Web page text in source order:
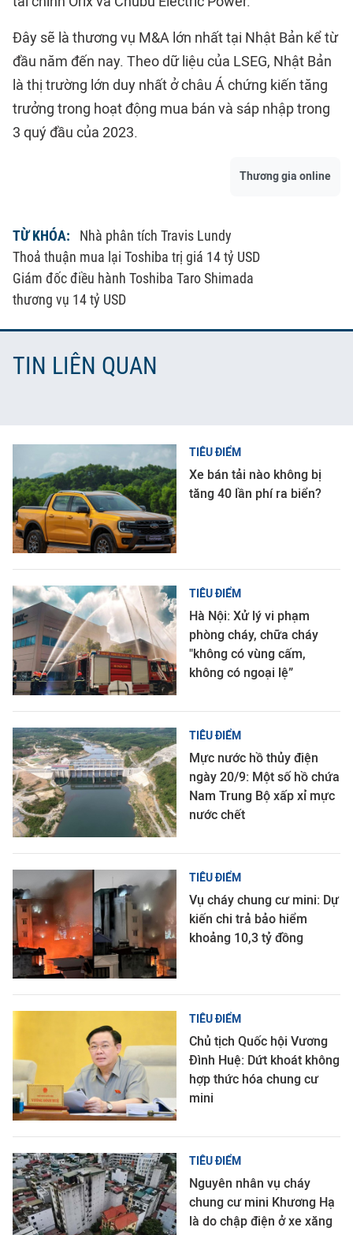
Đây sẽ là thương vụ M&A lớn nhất tại Nhật Bản kể từ
đầu năm đến nay. Theo dữ liệu của LSEG, Nhật Bản
là thị trường lớn duy nhất ở châu Á chứng kiến tăng
trưởng trong hoạt động mua bán và sáp nhập trong
3 quý đầu của 2023.
Thương gia online
TỪ KHÓA:
Nhà phân tích Travis Lundy
Thoả thuận mua lại Toshiba trị giá 14 tỷ USD
Giám đốc điều hành Toshiba Taro Shimada
thương vụ 14 tỷ USD
TIN LIÊN QUAN
TIÊU ĐIỂM
Xe bán tải nào không bị
tăng 40 lần phí ra biển?
TIÊU ĐIỂM
Hà Nội: Xử lý vi phạm
phòng cháy, chữa cháy
"không có vùng cấm,
không có ngoại lệ”
TIÊU ĐIỂM
Mực nước hồ thủy điện
ngày 20/9: Một số hồ chứa
Nam Trung Bộ xấp xỉ mực
nước chết
TIÊU ĐIỂM
Vụ cháy chung cư mini: Dự
kiến chi trả bảo hiểm
khoảng 10,3 tỷ đồng
TIÊU ĐIỂM
Chủ tịch Quốc hội Vương
Đình Huệ: Dứt khoát không
hợp thức hóa chung cư
mini
TIÊU ĐIỂM
Nguyên nhân vụ cháy
chung cư mini Khương Hạ
là do chập điện ở xe xăng